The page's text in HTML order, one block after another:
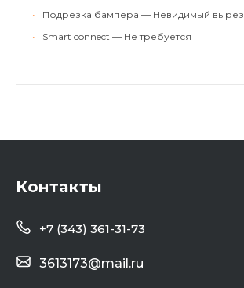
•
Подрезка бампера — Невидимый вырез
•
Smart connect — Не требуется
Контакты
+7 (343) 361-31-73
3613173@mail.ru